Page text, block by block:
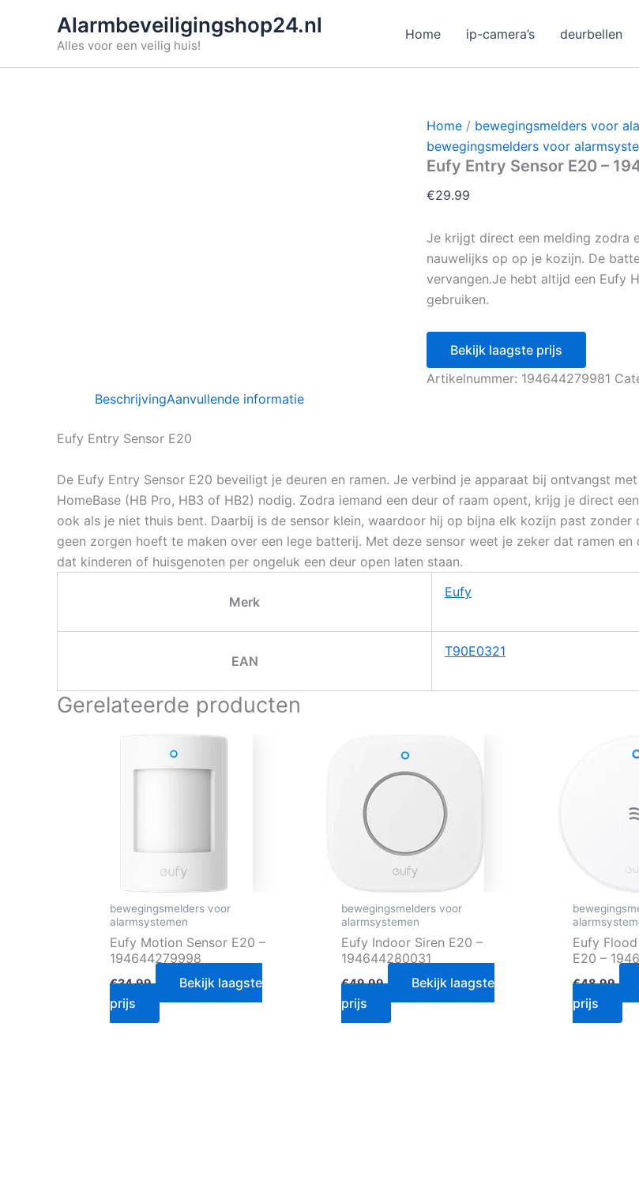
inhoud
Alarmbeveiligingshop24.nl
Alles voor een veilig huis!
Home ip-camera’s deurbellen
Home / bewegingsmelders voor
bewegingsmelders voor
Eufy Entry Sensor E20 –
€29.99
Je krijgt direct een melding zodra
nauwelijks op op je kozijn. De
vervangen.Je hebt altijd een Eufy
gebruiken.
Bekijk laagste prijs
Artikelnummer: 194644279981
BeschrijvingAanvullende informatie
Eufy Entry Sensor E20
De Eufy Entry Sensor E20 beveiligt je deuren en ramen. Je verbind je apparaat bij ontvangst
HomeBase (HB Pro, HB3 of HB2) nodig. Zodra iemand een deur of raam opent, krijg je direct
ook als je niet thuis bent. Daarbij is de sensor klein, waardoor hij op bijna elk kozijn past
geen zorgen hoeft te maken over een lege batterij. Met deze sensor weet je zeker dat ramen
dat kinderen of huisgenoten per ongeluk een deur open laten staan.
Merk
Eufy
EAN
T90E0321
Gerelateerde producten
bewegingsmelders voor
alarmsystemen
Eufy Motion Sensor E20 –
194644279998
€34.99
Bekijk laagste
prijs
bewegingsmelders voor
alarmsystemen
Eufy Indoor Siren E20 –
194644280031
€49.99
Bekijk laagste
prijs
Eufy
E20 –
€48.99
prijs